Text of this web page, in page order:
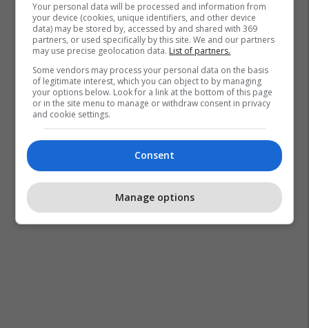
Ekonomia E Maqedonisë
Your personal data will be processed and information from
your device (cookies, unique identifiers, and other device
data) may be stored by, accessed by and shared with 369
partners, or used specifically by this site. We and our partners
may use precise geolocation data. List of partners.
Some vendors may process your personal data on the basis
of legitimate interest, which you can object to by managing
your options below. Look for a link at the bottom of this page
or in the site menu to manage or withdraw consent in privacy
and cookie settings.
Consent
Manage options